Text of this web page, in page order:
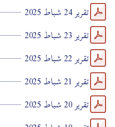
تقرير 24 شباط 2025
تقرير 23 شباط 2025
تقرير 22 شباط 2025
تقرير 21 شباط 2025
تقرير 20 شباط 2025